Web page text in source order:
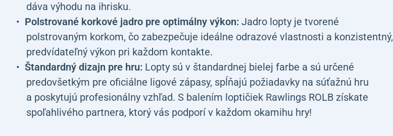
dáva výhodu na ihrisku.
Polstrované korkové jadro pre optimálny výkon: Jadro lopty je tvorené
polstrovaným korkom, čo zabezpečuje ideálne odrazové vlastnosti a konzistentný,
predvídateľný výkon pri každom kontakte.
Štandardný dizajn pre hru: Lopty sú v štandardnej bielej farbe a sú určené
predovšetkým pre oficiálne ligové zápasy, spĺňajú požiadavky na súťažnú hru
a poskytujú profesionálny vzhľad. S balením loptičiek Rawlings ROLB získate
spoľahlivého partnera, ktorý vás podporí v každom okamihu hry!